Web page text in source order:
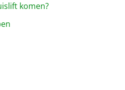
komen?